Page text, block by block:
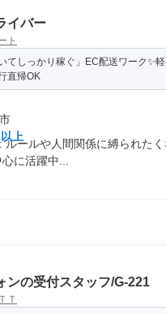
イバー
ト
いてしっかり稼ぐ」EC配送ワーク✨
直帰OK
上
: ルールや人間関係に縛ら
に活躍中...
ンの受付スタッフ/G-221
Ｔ